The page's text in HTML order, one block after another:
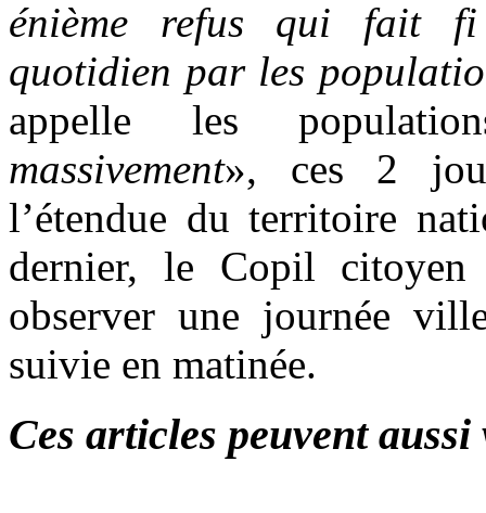
énième refus qui fait fi
quotidien par les
appelle les
massivement», ces 2
l’étendue du territoire
dernier, le Copil
observer une journée
suivie en matinée.
Ces articles peuvent